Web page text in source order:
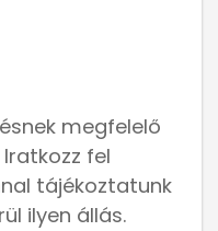
megfelelő
fel
tájékoztatunk
ilyen állás.